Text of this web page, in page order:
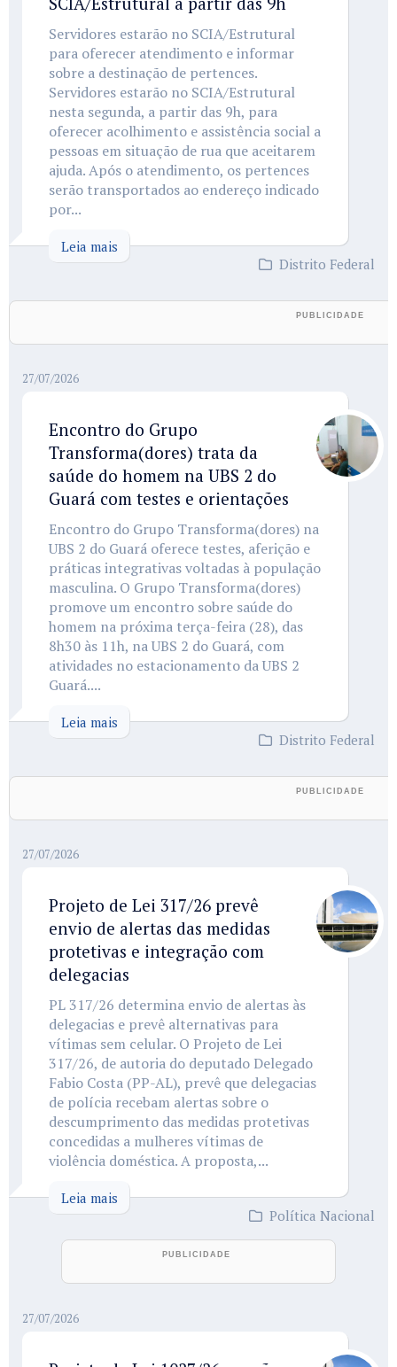
Servidores estarão no SCIA/Estrutural
para oferecer atendimento e informar
sobre a destinação de pertences.
Servidores estarão no SCIA/Estrutural
nesta segunda, a partir das 9h, para
oferecer acolhimento e assistência social a
pessoas em situação de rua que aceitarem
ajuda. Após o atendimento, os pertences
serão transportados ao endereço indicado
por...
Leia mais
Distrito Federal
27/07/2026
Encontro do Grupo
Transforma(dores) trata da
saúde do homem na UBS 2 do
Guará com testes e orientações
Encontro do Grupo Transforma(dores) na
UBS 2 do Guará oferece testes, aferição e
práticas integrativas voltadas à população
masculina. O Grupo Transforma(dores)
promove um encontro sobre saúde do
homem na próxima terça-feira (28), das
8h30 às 11h, na UBS 2 do Guará, com
atividades no estacionamento da UBS 2
Guará....
Leia mais
Distrito Federal
27/07/2026
Projeto de Lei 317/26 prevê
envio de alertas das medidas
protetivas e integração com
delegacias
PL 317/26 determina envio de alertas às
delegacias e prevê alternativas para
vítimas sem celular. O Projeto de Lei
317/26, de autoria do deputado Delegado
Fabio Costa (PP-AL), prevê que delegacias
de polícia recebam alertas sobre o
descumprimento das medidas protetivas
concedidas a mulheres vítimas de
violência doméstica. A proposta,...
Leia mais
Política Nacional
27/07/2026